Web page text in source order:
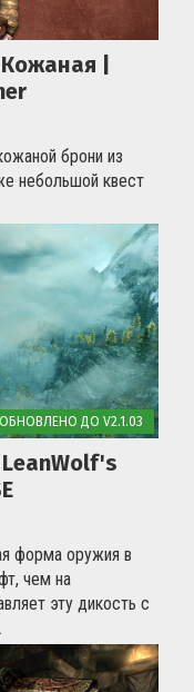
|
брони из
небольшой квест
ОБНОВЛЕНО ДО V2.1.03
форма оружия в
чем на
эту дикость с